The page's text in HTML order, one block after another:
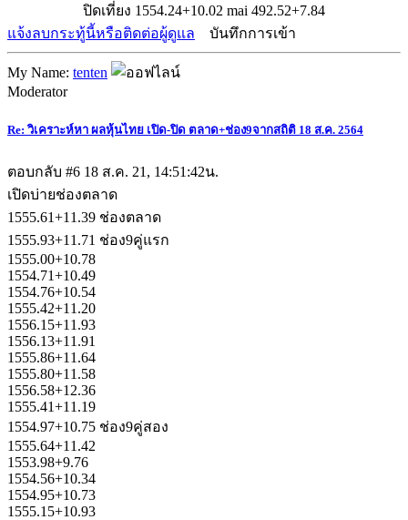
ปิดเที่ยง 1554.24+10.02 mai 492.52+7.84
แจ้งลบกระทู้นี้หรือติดต่อผู้ดูแล
บันทึกการเข้า
My Name: tenten
Moderator
Re: วิเคราะห์หา ผลหุ้นไทย เปิด-ปิด ตลาด+ช่อง9จากสถิติ 18 ส.ค. 2564
ตอบกลับ #6 18 ส.ค. 21, 14:51:42น.
เปิดบ่ายช่องตลาด
1555.61+11.39 ช่องตลาด
1555.93+11.71 ช่อง9คู่แรก
1555.00+10.78
1554.71+10.49
1554.76+10.54
1555.42+11.20
1556.15+11.93
1556.13+11.91
1555.86+11.64
1555.80+11.58
1556.58+12.36
1555.41+11.19
1554.97+10.75 ช่อง9คู่สอง
1555.64+11.42
1553.98+9.76
1554.56+10.34
1554.95+10.73
1555.15+10.93